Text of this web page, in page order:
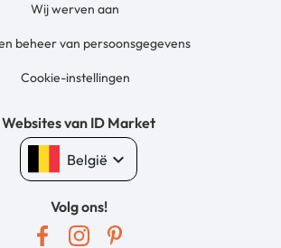
Wij werven aan
beheer van persoonsgegevens
Cookie-instellingen
Websites van ID Market
België keyboard_arrow_down
Volg ons!